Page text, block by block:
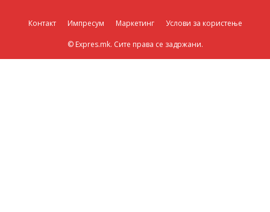
Контакт Импресум Маркетинг Услови за користење
© Expres.mk. Сите права се задржани.